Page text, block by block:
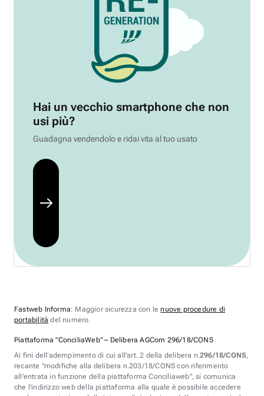
Hai un vecchio smartphone che non
usi più?
Guadagna vendendolo e ridai vita al tuo usato
Fastweb Informa: Maggior sicurezza con lenuove procedure di
portabilità del numero.
Piattaforma "ConciliaWeb" – Delibera AGCom 296/18/CONS
Ai fini dell'adempimento di cui all'art. 2 della delibera n.296/18/CONS,
recante "modifiche alla delibera n.203/18/CONS con riferimento
all'entrata in funzione della piattaforma Conciliaweb", si comunica
che l'indirizzo web della piattaforma alla quale è possibile accedere